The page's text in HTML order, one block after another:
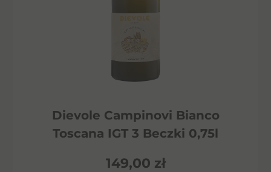
Dievole Campinovi Bianco
Toscana IGT 3 Beczki 0,75l
149,00 zł